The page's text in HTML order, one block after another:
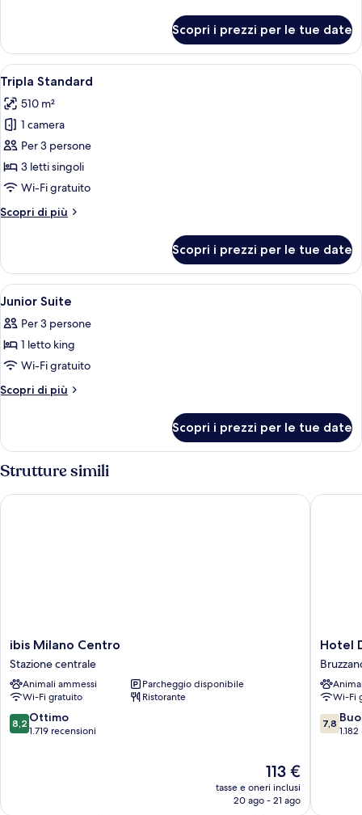
Standard
Scopri i prezzi per le tue date
Apri
tutte
le
foto
per
Tripla
Standard
Camera d'albergo con due letti, una
4
Tripla Standard
510 m²
1 camera
Per 3 persone
3 letti singoli
Wi-Fi gratuito
Scopri di più
Altri
Standard
Scopri i prezzi per le tue date
Apri
tutte
le
foto
per
Junior
Una cassaforte in camera, una
13
Junior Suite
Per 3 persone
1 letto king
Wi-Fi gratuito
Scopri di più
Altri
Suite
Scopri i prezzi per le tue date
Strutture simili
ibis
Milano
Centro
Stazione
centrale
ibis Milano Centro
Stazione centrale
Animali ammessi
Parcheggio disponibile
Wi-Fi gratuito
Ristorante
8.2
su
8,2 Ottimo
1.719 recensioni
Il
prezzo
attuale
113 €
tasse e oneri inclusi
20 ago - 21 ago
ibis Milano Centro
Hotel
Da
Vinci
Hotel
Wi-Fi
7.8
su
7,8
Hotel